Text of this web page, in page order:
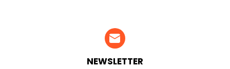
NEWSLETTER